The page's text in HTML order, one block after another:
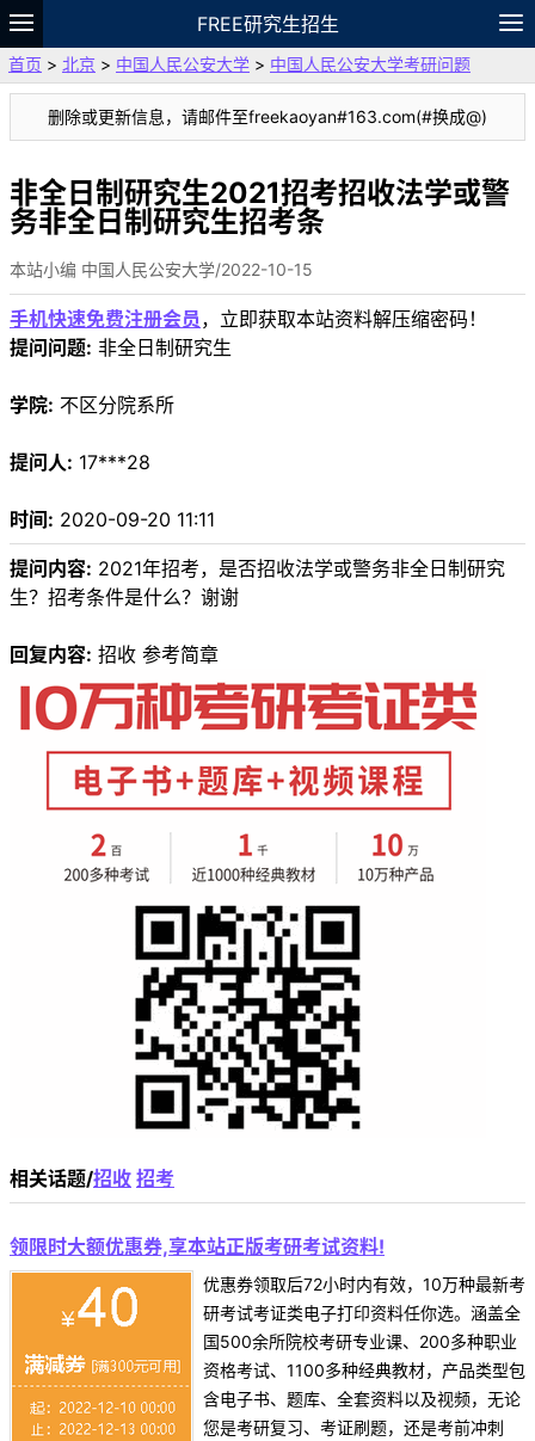
FREE研究生招生
题库
故事 专题 APP 笔记
论坛
VIP
资料
首页 > 北京 > 中国人民公安大学 > 中国人民公安大学考研问题
删除或更新信息，请邮件至freekaoyan#163.com(#换成@)
非全日制研究生2021招考招收法学或警
务非全日制研究生招考条
本站小编 中国人民公安大学/2022-10-15
手机快速免费注册会员 ，立即获取本站资料解压缩密码！
提问问题: 非全日制研究生
学院: 不区分院系所
提问人: 17***28
时间: 2020-09-20 11:11
提问内容: 2021年招考，是否招收法学或警务非全日制研究
生？招考条件是什么？谢谢
回复内容: 招收 参考简章
相关话题/招收 招考
领限时大额优惠券,享本站正版考研考试资料!
优惠券领取后72小时内有效，10万种最新考
研考试考证类电子打印资料任你选。涵盖全
国500余所院校考研专业课、200多种职业
资格考试、1100多种经典教材，产品类型包
含电子书、题库、全套资料以及视频，无论
您是考研复习、考证刷题，还是考前冲刺